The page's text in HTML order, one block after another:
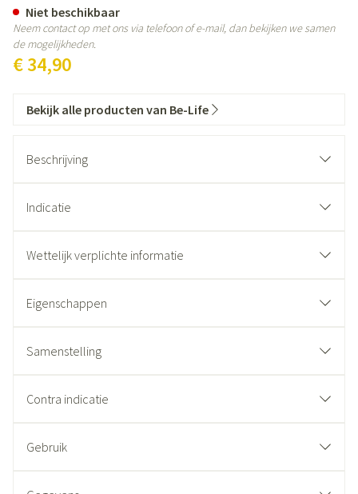
€ 34,90
Niet beschikbaar
Neem contact op met ons via telefoon of e-mail, dan bekijken we samen
de mogelijkheden.
Bekijk alle producten van Be-Life
Beschrijving
Indicatie
Wettelijk verplichte informatie
Eigenschappen
Samenstelling
Contra indicatie
Gebruik